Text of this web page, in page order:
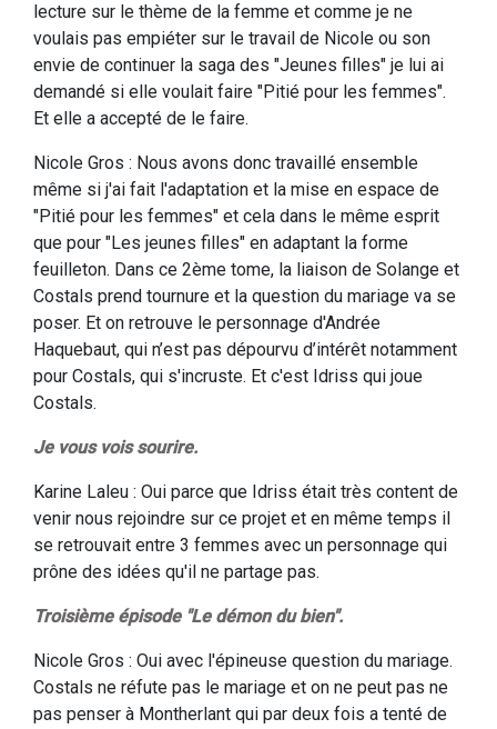
lecture sur le thème de la femme et comme je ne
voulais pas empiéter sur le travail de Nicole ou son
envie de continuer la saga des "Jeunes filles" je lui ai
demandé si elle voulait faire "Pitié pour les femmes".
Et elle a accepté de le faire.
Nicole Gros : Nous avons donc travaillé ensemble
même si j'ai fait l'adaptation et la mise en espace de
"Pitié pour les femmes" et cela dans le même esprit
que pour "Les jeunes filles" en adaptant la forme
feuilleton. Dans ce 2ème tome, la liaison de Solange et
Costals prend tournure et la question du mariage va se
poser. Et on retrouve le personnage d'Andrée
Haquebaut, qui n’est pas dépourvu d’intérêt notamment
pour Costals, qui s'incruste. Et c'est Idriss qui joue
Costals.
Je vous vois sourire.
Karine Laleu : Oui parce que Idriss était très content de
venir nous rejoindre sur ce projet et en même temps il
se retrouvait entre 3 femmes avec un personnage qui
prône des idées qu'il ne partage pas.
Troisième épisode "Le démon du bien".
Nicole Gros : Oui avec l'épineuse question du mariage.
Costals ne réfute pas le mariage et on ne peut pas ne
pas penser à Montherlant qui par deux fois a tenté de